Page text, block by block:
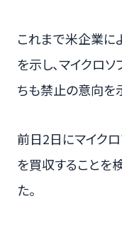
これまで米企業に
を示し、マイクロ
ちも禁止の意向を
前日2日にマイク
を買収することを
た。